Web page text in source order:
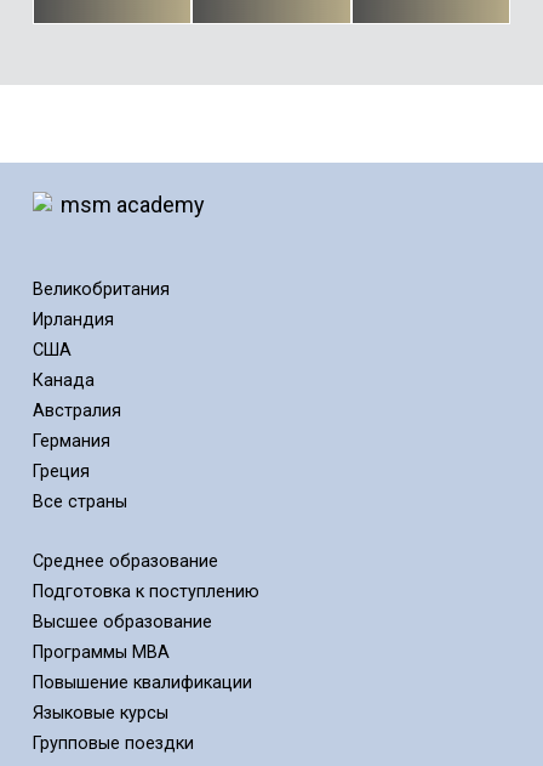
Великобритания
Ирландия
США
Канада
Австралия
Германия
Греция
Все страны
Среднее образование
Подготовка к поступлению
Высшее образование
Программы MBA
Повышение квалификации
Языковые курсы
Групповые поездки